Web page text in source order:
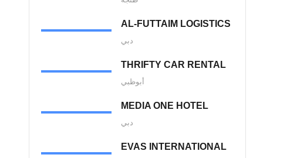
AL-FUTTAIM LOGISTICS
دبي
THRIFTY CAR RENTAL
أبوظبي
MEDIA ONE HOTEL
دبي
EVAS INTERNATIONAL